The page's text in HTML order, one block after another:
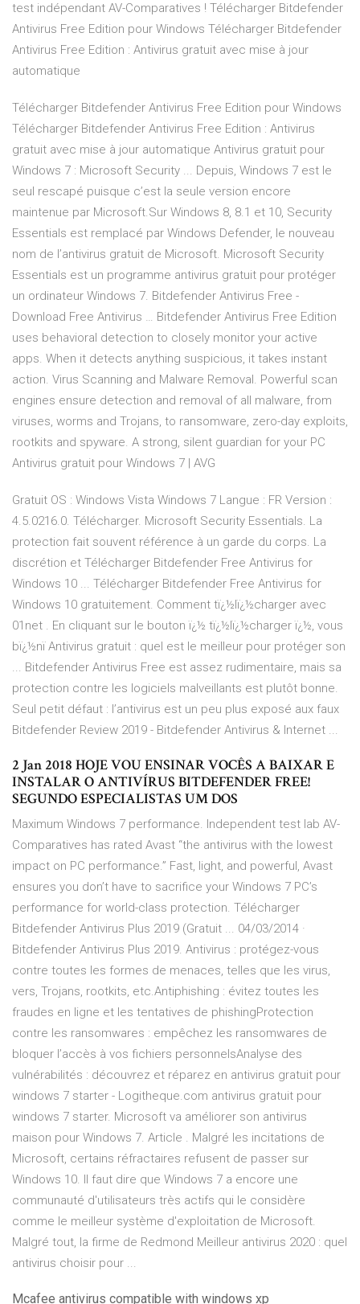
test indépendant AV-Comparatives ! Télécharger Bitdefender
Antivirus Free Edition pour Windows Télécharger Bitdefender
Antivirus Free Edition : Antivirus gratuit avec mise à jour
automatique
Télécharger Bitdefender Antivirus Free Edition pour Windows
Télécharger Bitdefender Antivirus Free Edition : Antivirus
gratuit avec mise à jour automatique Antivirus gratuit pour
Windows 7 : Microsoft Security ... Depuis, Windows 7 est le
seul rescapé puisque c’est la seule version encore
maintenue par Microsoft.Sur Windows 8, 8.1 et 10, Security
Essentials est remplacé par Windows Defender, le nouveau
nom de l’antivirus gratuit de Microsoft. Microsoft Security
Essentials est un programme antivirus gratuit pour protéger
un ordinateur Windows 7. Bitdefender Antivirus Free -
Download Free Antivirus … Bitdefender Antivirus Free Edition
uses behavioral detection to closely monitor your active
apps. When it detects anything suspicious, it takes instant
action. Virus Scanning and Malware Removal. Powerful scan
engines ensure detection and removal of all malware, from
viruses, worms and Trojans, to ransomware, zero-day exploits,
rootkits and spyware. A strong, silent guardian for your PC
Antivirus gratuit pour Windows 7 | AVG
Gratuit OS : Windows Vista Windows 7 Langue : FR Version :
4.5.0216.0. Télécharger. Microsoft Security Essentials. La
protection fait souvent référence à un garde du corps. La
discrétion et Télécharger Bitdefender Free Antivirus for
Windows 10 ... Télécharger Bitdefender Free Antivirus for
Windows 10 gratuitement. Comment tï¿½lï¿½charger avec
01net . En cliquant sur le bouton ï¿½ tï¿½lï¿½charger ï¿½, vous
bï¿½nï Antivirus gratuit : quel est le meilleur pour protéger son
... Bitdefender Antivirus Free est assez rudimentaire, mais sa
protection contre les logiciels malveillants est plutôt bonne.
Seul petit défaut : l’antivirus est un peu plus exposé aux faux
Bitdefender Review 2019 - Bitdefender Antivirus & Internet ...
2 Jan 2018 HOJE VOU ENSINAR VOCÊS A BAIXAR E
INSTALAR O ANTIVÍRUS BITDEFENDER FREE!
SEGUNDO ESPECIALISTAS UM DOS
Maximum Windows 7 performance. Independent test lab AV-
Comparatives has rated Avast “the antivirus with the lowest
impact on PC performance.” Fast, light, and powerful, Avast
ensures you don’t have to sacrifice your Windows 7 PC’s
performance for world-class protection. Télécharger
Bitdefender Antivirus Plus 2019 (Gratuit ... 04/03/2014 ·
Bitdefender Antivirus Plus 2019. Antivirus : protégez-vous
contre toutes les formes de menaces, telles que les virus,
vers, Trojans, rootkits, etc.Antiphishing : évitez toutes les
fraudes en ligne et les tentatives de phishingProtection
contre les ransomwares : empêchez les ransomwares de
bloquer l’accès à vos fichiers personnelsAnalyse des
vulnérabilités : découvrez et réparez en antivirus gratuit pour
windows 7 starter - Logitheque.com antivirus gratuit pour
windows 7 starter. Microsoft va améliorer son antivirus
maison pour Windows 7. Article . Malgré les incitations de
Microsoft, certains réfractaires refusent de passer sur
Windows 10. Il faut dire que Windows 7 a encore une
communauté d'utilisateurs très actifs qui le considère
comme le meilleur système d'exploitation de Microsoft.
Malgré tout, la firme de Redmond Meilleur antivirus 2020 : quel
antivirus choisir pour ...
Mcafee antivirus compatible with windows xp